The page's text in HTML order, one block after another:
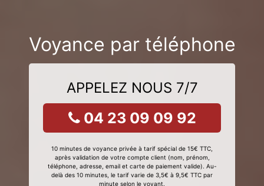
Voyance par téléphone
APPELEZ NOUS 7/7
04 23 09 09 92
10 minutes de voyance privée à tarif spécial de 15€ TTC,
après validation de votre compte client (nom, prénom,
téléphone, adresse, email et carte de paiement valide). Au-
delà des 10 minutes, le tarif varie de 3,5€ à 9,5€ TTC par
minute selon le voyant.